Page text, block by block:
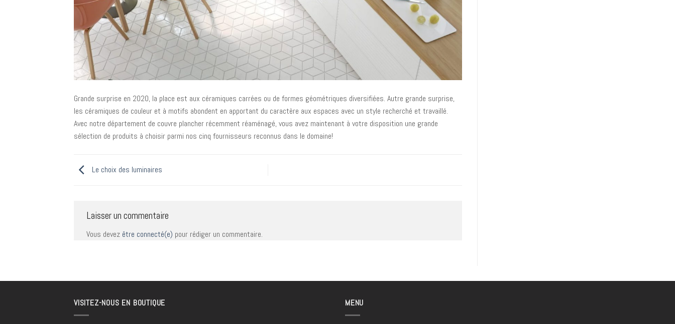
Grande surprise en 2020, la place est aux céramiques carrées ou de formes géométriques diversifiées. Autre grande surprise,
les céramiques de couleur et à motifs abondent en apportant du caractère aux espaces avec un style recherché et travaillé.
Avec notre département de couvre plancher récemment réaménagé, vous avez maintenant à votre disposition une grande
sélection de produits à choisir parmi nos cinq fournisseurs reconnus dans le domaine!
Le choix des luminaires
Laisser un commentaire
Vous devez être connecté(e) pour rédiger un commentaire.
VISITEZ-NOUS EN BOUTIQUE MENU